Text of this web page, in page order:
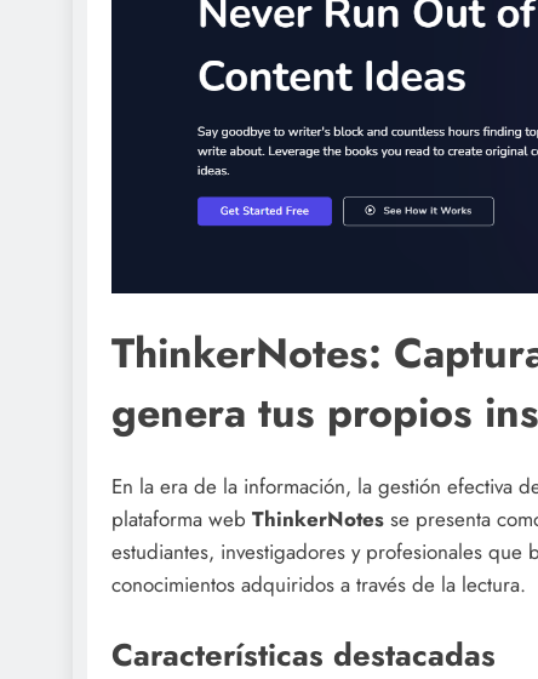
ThinkerNotes:
genera tus propios
En la era de la información, la gestión efectiva
plataforma web ThinkerNotes se presenta
estudiantes, investigadores y profesionales que
conocimientos adquiridos a través de la lectura.
Características destacadas